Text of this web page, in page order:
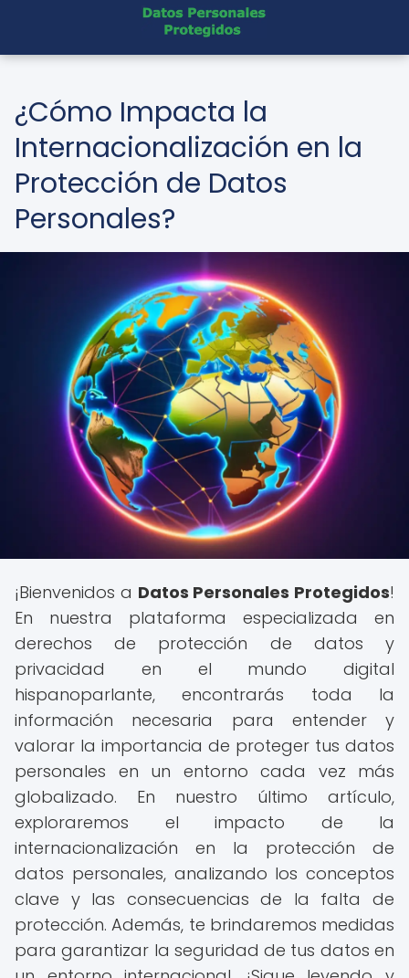
¿Cómo Impacta la
Internacionalización en la
Protección de Datos
Personales?
¡Bienvenidos a Datos Personales Protegidos!
En nuestra plataforma especializada en
derechos de protección de datos y
privacidad en el mundo digital
hispanoparlante, encontrarás toda la
información necesaria para entender y
valorar la importancia de proteger tus datos
personales en un entorno cada vez más
globalizado. En nuestro último artículo,
exploraremos el impacto de la
internacionalización en la protección de
datos personales, analizando los conceptos
clave y las consecuencias de la falta de
protección. Además, te brindaremos medidas
para garantizar la seguridad de tus datos en